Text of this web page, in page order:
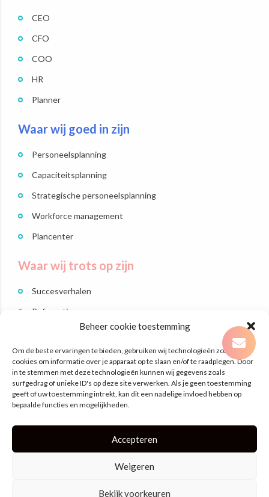
Beheer cookie toestemming
Om de beste ervaringen te bieden, gebruiken wij technologieën zoals
cookies om informatie over je apparaat op te slaan en/of te raadplegen. Door
in te stemmen met deze technologieën kunnen wij gegevens zoals
surfgedrag of unieke ID's op deze site verwerken. Als je geen toestemming
geeft of uw toestemming intrekt, kan dit een nadelige invloed hebben op
bepaalde functies en mogelijkheden.
Accepteren
Weigeren
Bekijk voorkeuren
CEO
CFO
COO
HR
Planner
Waar wij goed in zijn
Personeelsplanning
Capaciteitsplanning
Strategische personeelsplanning
Workforce management
Plancenter
Waar wij trots op zijn
Succesverhalen
Referenties
Dit zijn wij
Contact
Laan Nieuwer-Amstel 3
1182 JR Amstelveen